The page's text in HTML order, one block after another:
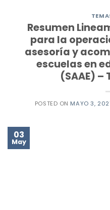
Resumen
para la
asesoría y
escuelas en
(SAAE) –
POSTED ON MAYO 3,
03
May